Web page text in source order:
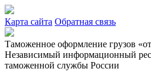
Карта сайта Обратная связь
Таможенное оформление грузов
Независимый информационный
таможенной службы России